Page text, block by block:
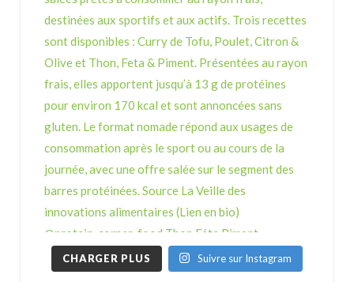
CHARGER PLUS Suivre sur Instagram